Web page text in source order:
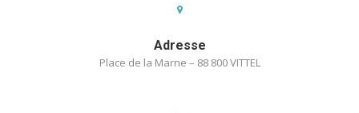
Adresse
Place de la Marne – 88 800 VITTEL